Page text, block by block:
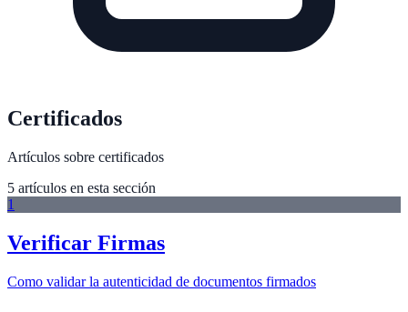
Certificados
Artículos sobre certificados
5 artículos en esta sección
1
Verificar Firmas
Como validar la autenticidad de documentos firmados